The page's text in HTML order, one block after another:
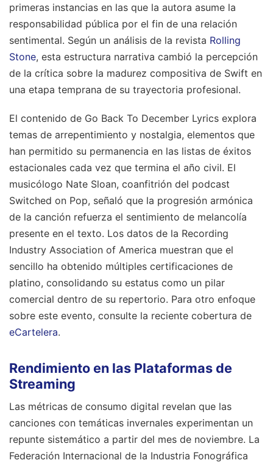
primeras instancias en las que la autora asume la
responsabilidad pública por el fin de una relación
sentimental. Según un análisis de la revista Rolling
Stone, esta estructura narrativa cambió la percepción
de la crítica sobre la madurez compositiva de Swift en
una etapa temprana de su trayectoria profesional.
El contenido de Go Back To December Lyrics explora
temas de arrepentimiento y nostalgia, elementos que
han permitido su permanencia en las listas de éxitos
estacionales cada vez que termina el año civil. El
musicólogo Nate Sloan, coanfitrión del podcast
Switched on Pop, señaló que la progresión armónica
de la canción refuerza el sentimiento de melancolía
presente en el texto. Los datos de la Recording
Industry Association of America muestran que el
sencillo ha obtenido múltiples certificaciones de
platino, consolidando su estatus como un pilar
comercial dentro de su repertorio. Para otro enfoque
sobre este evento, consulte la reciente cobertura de
eCartelera.
Rendimiento en las Plataformas de
Streaming
Las métricas de consumo digital revelan que las
canciones con temáticas invernales experimentan un
repunte sistemático a partir del mes de noviembre. La
Federación Internacional de la Industria Fonográfica